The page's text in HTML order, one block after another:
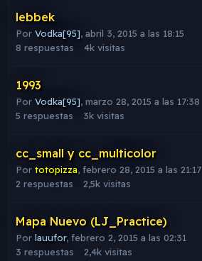
lebbek
Por Vodka[95], abril 3, 2015 a las 18:15
8 respuestas 4k visitas
1993
Por Vodka[95], marzo 28, 2015 a las 17:38
5 respuestas 3k visitas
cc_small y cc_multicolor
Por totopizza, febrero 28, 2015 a las 21:17
2 respuestas 2,5k visitas
Mapa Nuevo (LJ_Practice)
Por lauufor, febrero 2, 2015 a las 02:31
3 respuestas 2,4k visitas